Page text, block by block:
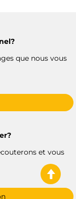
que nous vous
et vous